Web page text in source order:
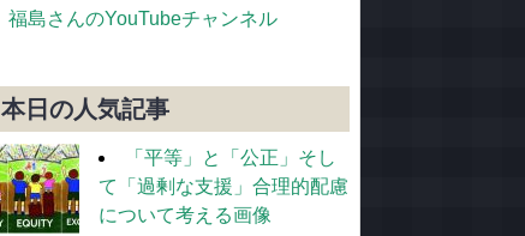
福島さんのYouTubeチャンネル
本日の人気記事
「平等」と「公正」そし
て「過剰な支援」合理的配慮
について考える画像